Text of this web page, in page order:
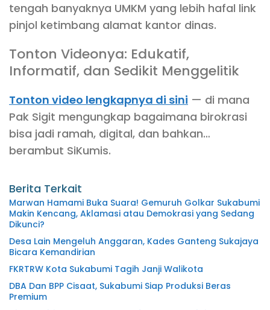
tengah banyaknya UMKM yang lebih hafal link
pinjol ketimbang alamat kantor dinas.
Tonton Videonya: Edukatif,
Informatif, dan Sedikit Menggelitik
Tonton video lengkapnya di sini — di mana
Pak Sigit mengungkap bagaimana birokrasi
bisa jadi ramah, digital, dan bahkan…
berambut SiKumis.
Berita Terkait
Marwan Hamami Buka Suara! Gemuruh Golkar Sukabumi
Makin Kencang, Aklamasi atau Demokrasi yang Sedang
Dikunci?
Desa Lain Mengeluh Anggaran, Kades Ganteng Sukajaya
Bicara Kemandirian
FKRTRW Kota Sukabumi Tagih Janji Walikota
DBA Dan BPP Cisaat, Sukabumi Siap Produksi Beras
Premium